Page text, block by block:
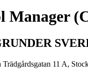
Manager
11 A,